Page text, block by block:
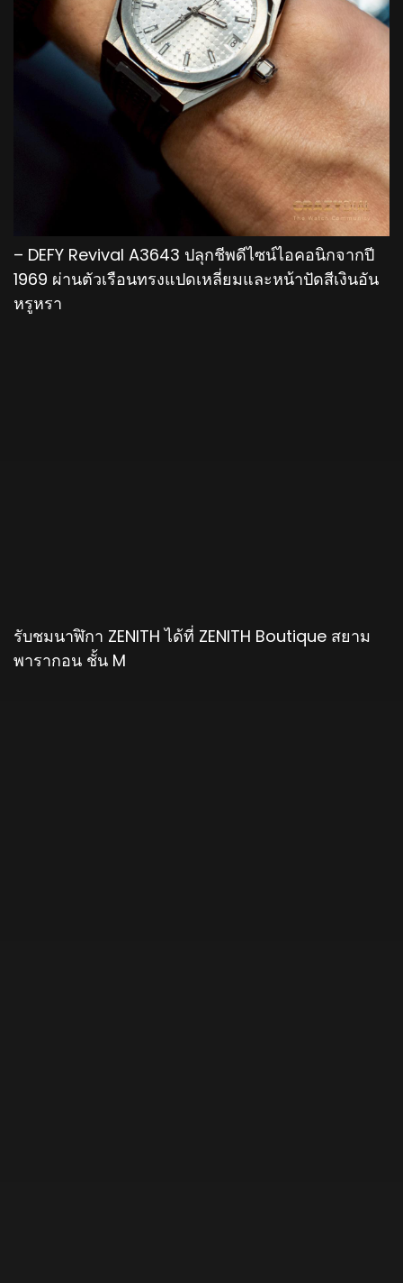
– DEFY Revival A3643 ปลุกชีพดีไซน์ไอคอนิกจากปี
1969 ผ่านตัวเรือนทรงแปดเหลี่ยมและหน้าปัดสีเงินอัน
หรูหรา
รับชมนาฬิกา ZENITH ได้ที่ ZENITH Boutique สยาม
พารากอน ชั้น M